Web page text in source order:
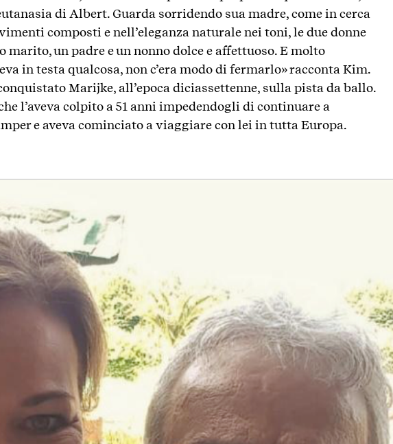
di Albert. Guarda sorridendo sua madre, come in cerca
composti e nell’eleganza naturale nei toni, le due donne
un padre e un nonno dolce e affettuoso. E molto
in testa qualcosa, non c’era modo di fermarlo» racconta Kim.
Marijke, all’epoca diciassettenne, sulla pista da ballo.
l’aveva colpito a 51 anni impedendogli di continuare a
e aveva cominciato a viaggiare con lei in tutta Europa.